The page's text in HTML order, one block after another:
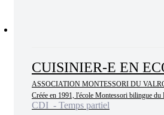
CUISINIER-E EN
ASSOCIATION MONTESSORI DU
Créée en 1991, l'école Montessori bilingue
CDI - Temps partiel